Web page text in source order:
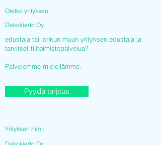
Oletko yrityksen
Dekokierto Oy
edustaja tai jonkun muun yrityksen edustaja ja
tarvitset tilitoimistopalvelua?
Palvelemme mielellämme.
Pyydä tarjous
Yrityksen nimi: